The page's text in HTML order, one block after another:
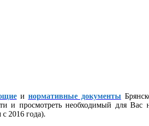
и нормативные документы
и просмотреть необходимый для
2016 года).